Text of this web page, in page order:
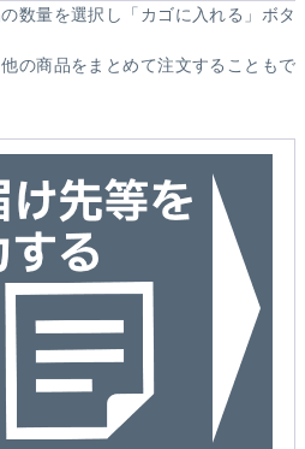
数量を選択し「カゴに入れる」ボタ
の商品をまとめて注文することもで